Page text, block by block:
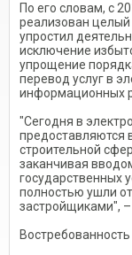
По его словам, с
реализован целый
упростил
исключение
упрощение
перевод услуг в
информационных
"Сегодня в
предоставляются
строительной
заканчивая
государственных
полностью ушли
застройщиками",